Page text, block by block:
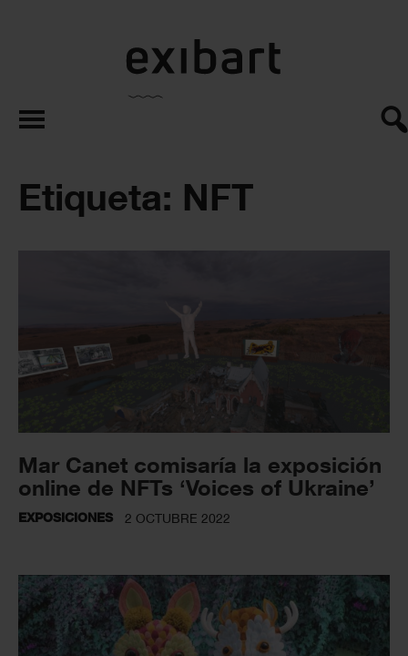
exibart.es
Etiqueta: NFT
Mar Canet comisaría la exposición
online de NFTs ‘Voices of Ukraine’
EXPOSICIONES 2 OCTUBRE 2022